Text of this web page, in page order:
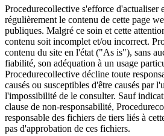
Procedurecollective s'efforce d'actualiser
régulièrement le contenu de cette page
publiques. Malgré ce soin et cette
contenu soit incomplet et/ou incorrect.
contenu du site en l'état ("As is"), sans
fiabilité, son adéquation à un usage
Procedurecollective décline toute
causés ou susceptibles d'être causés par
l'impossibilité de le consulter. Sauf
clause de non-responsabilité,
responsable des fichiers de tiers liés à
pas d'approbation de ces fichiers.